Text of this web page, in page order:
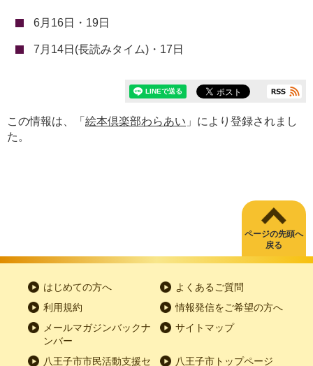
6月16日・19日
7月14日(長読みタイム)・17日
この情報は、「 絵本倶楽部わらあい 」により登録されまし
た。
ページの先頭へ
戻る
はじめての方へ
よくあるご質問
利用規約
情報発信をご希望の方へ
メールマガジンバックナ
ンバー
サイトマップ
八王子市市民活動支援セ 八王子市トップページ